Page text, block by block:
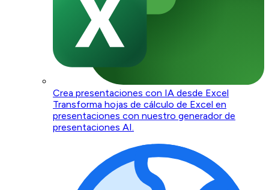
Crea presentaciones con IA desde Excel
Transforma hojas de cálculo de Excel en
presentaciones con nuestro generador de
presentaciones AI.